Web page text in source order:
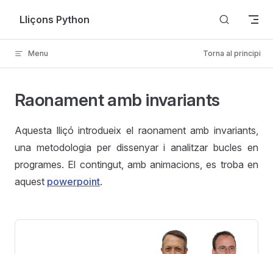
Skip to content
Lliçons Python
Menu Torna al principi
Raonament amb invariants
Aquesta lliçó introdueix el raonament amb invariants,
una metodologia per dissenyar i analitzar bucles en
programes. El contingut, amb animacions, es troba en
aquest powerpoint.